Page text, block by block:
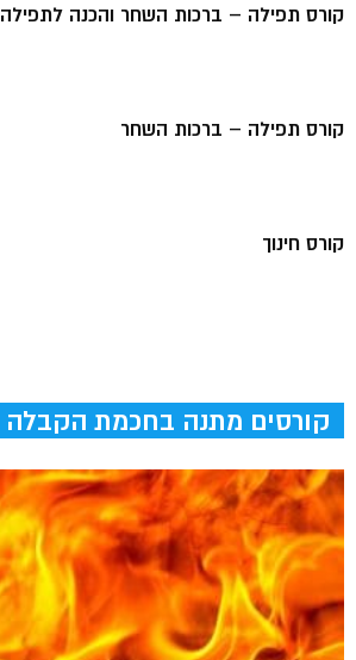
קורס תפילה – ברכות השחר והכנה לתפילה
קורס תפילה – ברכות השחר
קורס חינוך
קורסים מתנה בחכמת הקבלה